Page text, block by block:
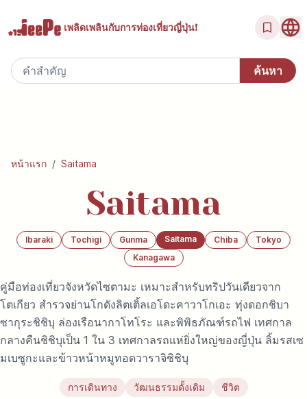
เพลิดเพลินกับการท่องเที่ยวญี่ปุ่น!
หน้าแรก / Saitama
Saitama
Ibaraki Tochigi Gunma Saitama Chiba
Tokyo
Kanagawa
คู่มือท่องเที่ยวจังหวัดไซตามะ เหมาะสำหรับทริปวันเดียวจาก
โตเกียว สำรวจย่านโกดังลิตเติ้ลเอโดะคาวาโกเอะ ทุ่งดอกชิบา
ซากุระชิชิบุ ล่องเรือนากาโทโระ และพิพิธภัณฑ์รถไฟ เทศกาล
กลางคืนชิชิบุเป็น 1 ใน 3 เทศกาลรถแห่ยิ่งใหญ่ของญี่ปุ่น ลิ้มรสเซ
มเบซูกะและข้าวหน้าหมูทอดวาราจิชิชิบุ
การเดินทาง วัฒนธรรมดั้งเดิม ชีวิต